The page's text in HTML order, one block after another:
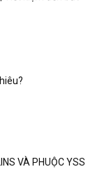
VÀ PHUỘC YSS